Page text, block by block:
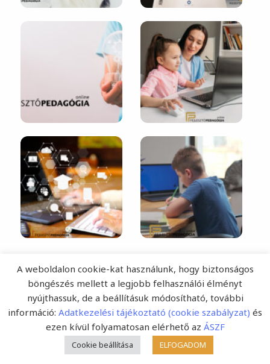
A weboldalon cookie-kat használunk, hogy biztonságos
böngészés mellett a legjobb felhasználói élményt
nyújthassuk, de a beállításuk módosítható, további
információ: Adatkezelési tájékoztató (cookie szabályzat) és
ezen kívül folyamatosan elérhető az ÁSZF
Cookie beállítása ELFOGADOM